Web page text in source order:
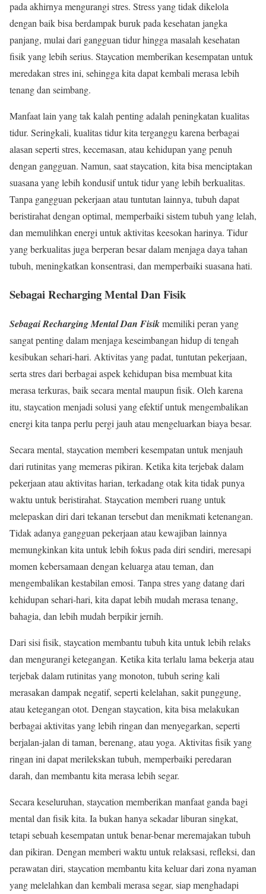
pada akhirnya mengurangi stres. Stress yang tidak dikelola
dengan baik bisa berdampak buruk pada kesehatan jangka
panjang, mulai dari gangguan tidur hingga masalah kesehatan
fisik yang lebih serius. Staycation memberikan kesempatan untuk
meredakan stres ini, sehingga kita dapat kembali merasa lebih
tenang dan seimbang.
Manfaat lain yang tak kalah penting adalah peningkatan kualitas
tidur. Seringkali, kualitas tidur kita terganggu karena berbagai
alasan seperti stres, kecemasan, atau kehidupan yang penuh
dengan gangguan. Namun, saat staycation, kita bisa menciptakan
suasana yang lebih kondusif untuk tidur yang lebih berkualitas.
Tanpa gangguan pekerjaan atau tuntutan lainnya, tubuh dapat
beristirahat dengan optimal, memperbaiki sistem tubuh yang lelah,
dan memulihkan energi untuk aktivitas keesokan harinya. Tidur
yang berkualitas juga berperan besar dalam menjaga daya tahan
tubuh, meningkatkan konsentrasi, dan memperbaiki suasana hati.
Sebagai Recharging Mental Dan Fisik
Sebagai Recharging Mental Dan Fisikmemiliki peran yang
sangat penting dalam menjaga keseimbangan hidup di tengah
kesibukan sehari-hari. Aktivitas yang padat, tuntutan pekerjaan,
serta stres dari berbagai aspek kehidupan bisa membuat kita
merasa terkuras, baik secara mental maupun fisik. Oleh karena
itu, staycation menjadi solusi yang efektif untuk mengembalikan
energi kita tanpa perlu pergi jauh atau mengeluarkan biaya besar.
Secara mental, staycation memberi kesempatan untuk menjauh
dari rutinitas yang memeras pikiran. Ketika kita terjebak dalam
pekerjaan atau aktivitas harian, terkadang otak kita tidak punya
waktu untuk beristirahat. Staycation memberi ruang untuk
melepaskan diri dari tekanan tersebut dan menikmati ketenangan.
Tidak adanya gangguan pekerjaan atau kewajiban lainnya
memungkinkan kita untuk lebih fokus pada diri sendiri, meresapi
momen kebersamaan dengan keluarga atau teman, dan
mengembalikan kestabilan emosi. Tanpa stres yang datang dari
kehidupan sehari-hari, kita dapat lebih mudah merasa tenang,
bahagia, dan lebih mudah berpikir jernih.
Dari sisi fisik, staycation membantu tubuh kita untuk lebih relaks
dan mengurangi ketegangan. Ketika kita terlalu lama bekerja atau
terjebak dalam rutinitas yang monoton, tubuh sering kali
merasakan dampak negatif, seperti kelelahan, sakit punggung,
atau ketegangan otot. Dengan staycation, kita bisa melakukan
berbagai aktivitas yang lebih ringan dan menyegarkan, seperti
berjalan-jalan di taman, berenang, atau yoga. Aktivitas fisik yang
ringan ini dapat merilekskan tubuh, memperbaiki peredaran
darah, dan membantu kita merasa lebih segar.
Secara keseluruhan, staycation memberikan manfaat ganda bagi
mental dan fisik kita. Ia bukan hanya sekadar liburan singkat,
tetapi sebuah kesempatan untuk benar-benar meremajakan tubuh
dan pikiran. Dengan memberi waktu untuk relaksasi, refleksi, dan
perawatan diri, staycation membantu kita keluar dari zona nyaman
yang melelahkan dan kembali merasa segar, siap menghadapi